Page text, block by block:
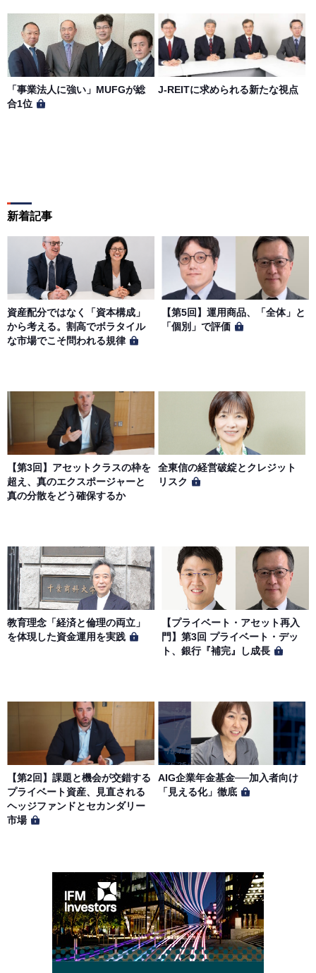
「事業法人に強い」MUFGが総
合1位
J-REITに求められる新たな視点
新着記事
資産配分ではなく「資本構成」
から考える。割高でボラタイル
な市場でこそ問われる規律
【第5回】運用商品、「全体」と
「個別」で評価
【第3回】アセットクラスの枠を
超え、真のエクスポージャーと
真の分散をどう確保するか
全東信の経営破綻とクレジット
リスク
教育理念「経済と倫理の両立」
を体現した資金運用を実践
【プライベート・アセット再入
門】第3回 プライベート・デッ
ト、銀行『補完』し成長
【第2回】課題と機会が交錯する
プライベート資産、見直される
ヘッジファンドとセカンダリー
市場
AIG企業年金基金──加入者向け
「見える化」徹底